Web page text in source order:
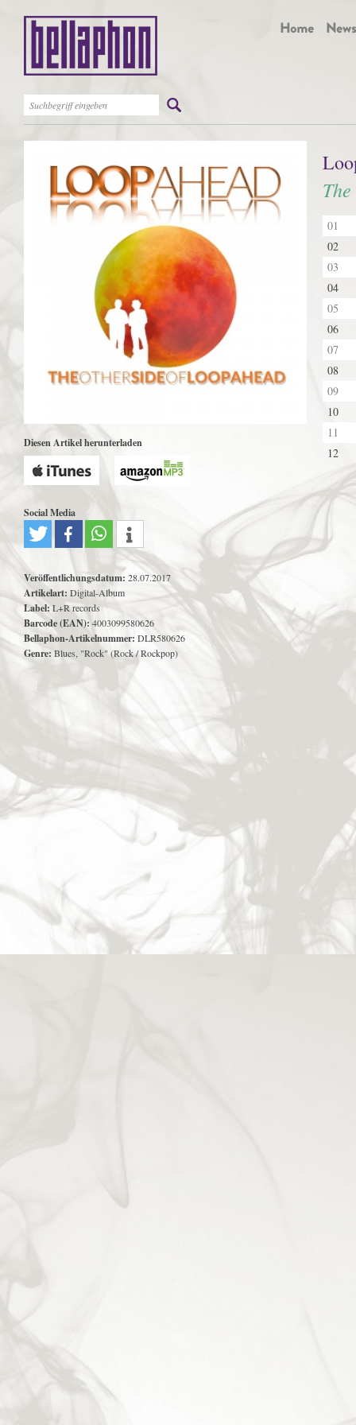
Diesen Artikel herunterladen
Social Media
Veröffentlichungsdatum: 28.07.2017
Artikelart: Digital-Album
Label: L+R records
Barcode (EAN): 4003099580626
Bellaphon-Artikelnummer: DLR580626
Genre: Blues, "Rock" (Rock / Rockpop)
01
02
03
04
05
06
07
08
09
10
11
12